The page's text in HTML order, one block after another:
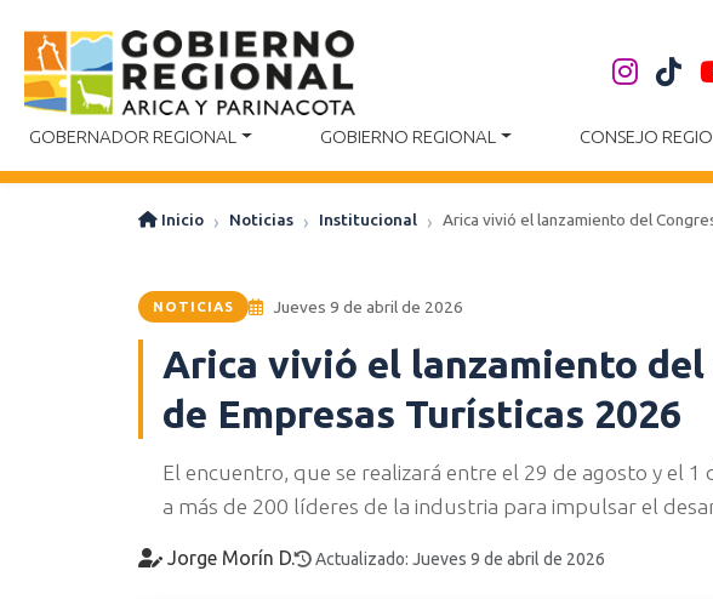
GOBERNADOR REGIONAL GOBIERNO REGIONAL CONSEJO
Inicio Noticias Institucional Arica vivió el lanzamiento del
NOTICIAS Jueves 9 de abril de 2026
Arica vivió el lanzamiento
de Empresas Turísticas 2026
El encuentro, que se realizará entre el 29 de agosto y el
a más de 200 líderes de la industria para impulsar el
Jorge Morín D. Actualizado: Jueves 9 de abril de 2026